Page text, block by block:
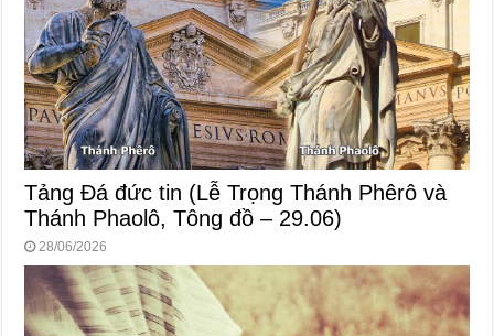
Tảng Đá đức tin (Lễ Trọng Thánh Phêrô và
Thánh Phaolô, Tông đồ – 29.06)
28/06/2026